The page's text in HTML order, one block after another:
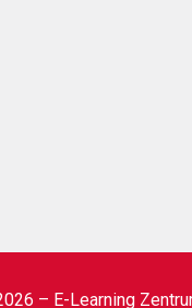
– E-Learning